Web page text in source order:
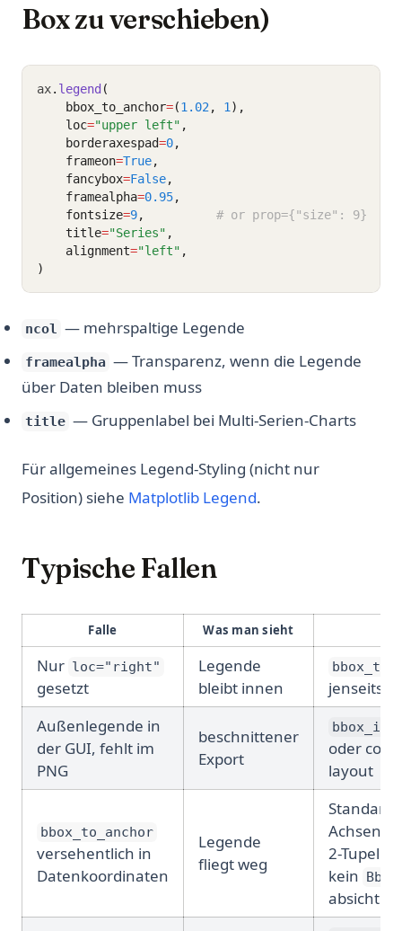
Box zu verschieben)
ax. legend (
    bbox_to_anchor
=(1.02 , 1 ),
    loc
="upper left" ,
    borderaxespad
=0,
    frameon
=True,
    fancybox
=False,
    framealpha
=0.95,
    fontsize
=9, # or prop={"size": 9}
    title
="Series" ,
    alignment
="left" ,
)
ncol — mehrspaltige Legende
framealpha — Transparenz, wenn die Legende
über Daten bleiben muss
title — Gruppenlabel bei Multi-Serien-Charts
Für allgemeines Legend-Styling (nicht nur
Position) siehe Matplotlib Legend.
Typische Fallen
Falle Was man sieht
Nur loc="right"
gesetzt
Legende
bleibt innen
jenseits
Außenlegende in
der GUI, fehlt im
PNG
beschnittener
Export
oder
layout
bbox_to_anchor
versehentlich in
Datenkoordinaten
Legende
fliegt weg
Standard
2-Tupel
kein Bbox